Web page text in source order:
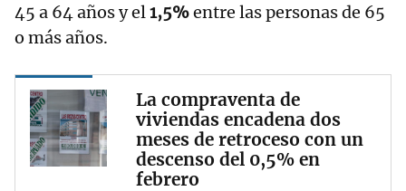
45 a 64 años y el1,5%entre las personas de 65
o más años.
La compraventa de
viviendas encadena dos
meses de retroceso con un
descenso del 0,5% en
febrero